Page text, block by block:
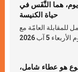
هما النَّفَس في
حياة الكنيسة
للمقابلة العامّة مع
5 آب 2026
هو عطاء شامل،